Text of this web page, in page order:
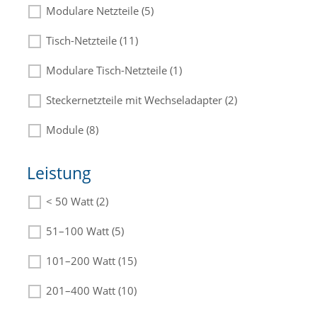
Modulare Netzteile (5)
Tisch-Netzteile (11)
Modulare Tisch-Netzteile (1)
Steckernetzteile mit Wechseladapter (2)
Module (8)
Die passenden Netzteile finden Sie in der
Beschreibung.
Leistung
< 50 Watt (2)
51–100 Watt (5)
101–200 Watt (15)
201–400 Watt (10)